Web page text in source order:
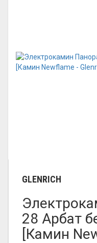
GLENRICH
28 Арбат
[Камин